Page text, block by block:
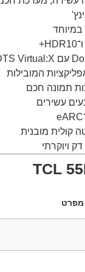
מפרט